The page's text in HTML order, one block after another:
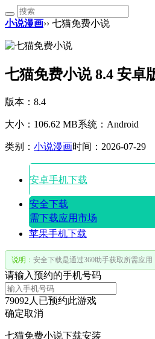
小说漫画›› 七猫免费小说
七猫免费小说 8.4 安卓
版本：8.4
大小：106.62 MB系统：Android
类别： 小说漫画时间：2026-07-29
安卓手机下载
安全下载
需下载应用市场
苹果手机下载
说明： 安全下载是通过360助手获取所需应用
请输入预约的手机号码
79092 人已预约此游戏
确定取消
七猫免费小说下载安装